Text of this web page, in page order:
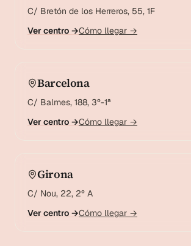
C/ Bretón de los Herreros, 55, 1F
Ver centro →Cómo llegar →
Barcelona
C/ Balmes, 188, 3º-1ª
Ver centro →Cómo llegar →
Girona
C/ Nou, 22, 2º A
Ver centro →Cómo llegar →